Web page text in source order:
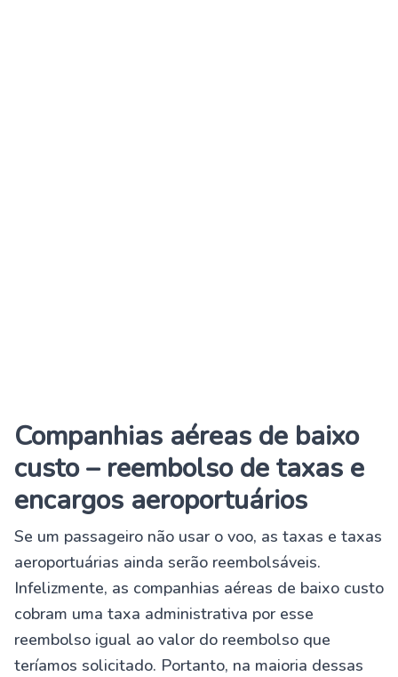
Companhias aéreas de baixo
custo – reembolso de taxas e
encargos aeroportuários
Se um passageiro não usar o voo, as taxas e taxas
aeroportuárias ainda serão reembolsáveis.
Infelizmente, as companhias aéreas de baixo custo
cobram uma taxa administrativa por esse
reembolso igual ao valor do reembolso que
teríamos solicitado. Portanto, na maioria dessas